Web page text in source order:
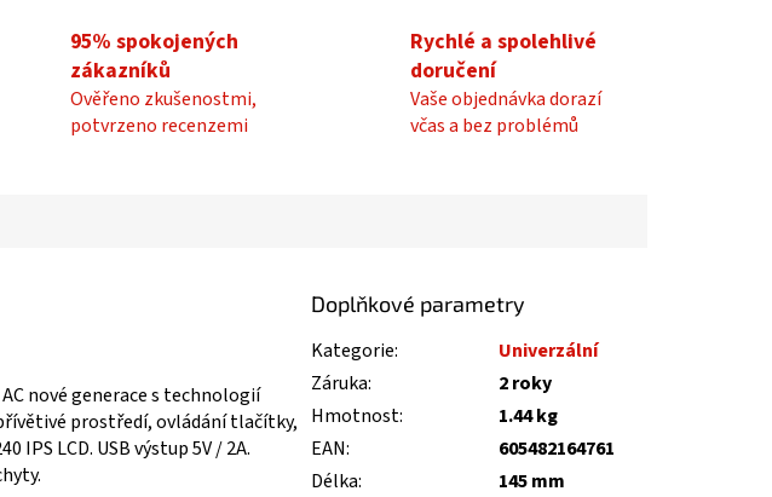
95% spokojených
zákazníků
Ověřeno zkušenostmi,
potvrzeno recenzemi
Rychlé a spolehlivé
doručení
Vaše objednávka dorazí
včas a bez problémů
nové generace s technologií
prostředí, ovládání tlačítky,
IPS LCD. USB výstup 5V / 2A.
Doplňkové parametry
Kategorie:
Univerzální
Záruka:
2 roky
Hmotnost:
1.44 kg
EAN:
605482164761
Délka:
145 mm